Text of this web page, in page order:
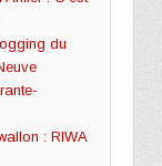
du
: RIWA